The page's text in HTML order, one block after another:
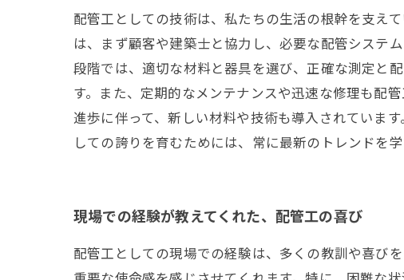
配管工としての技術は、私たちの生活の根幹を支え
は、まず顧客や建築士と協力し、必要な配管システ
段階では、適切な材料と器具を選び、正確な測定と
す。また、定期的なメンテナンスや迅速な修理も配
進歩に伴って、新しい材料や技術も導入されていま
しての誇りを育むためには、常に最新のトレンドを
現場での経験が教えてくれた、配管工の喜び
配管工としての現場での経験は、多くの教訓や喜び